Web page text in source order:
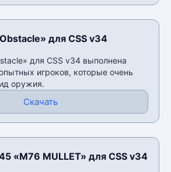
для CSS v34
для CSS v34 выполнена
игроков, которые очень
оружия.
Скачать
«M76 MULLET» для CSS v34